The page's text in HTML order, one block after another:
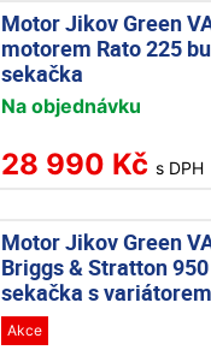
Motor Jikov Green
motorem Rato 225
sekačka
Na objednávku
28 990 Kč s DPH
Motor Jikov Green
Briggs & Stratton
sekačka s variátorem
Akce